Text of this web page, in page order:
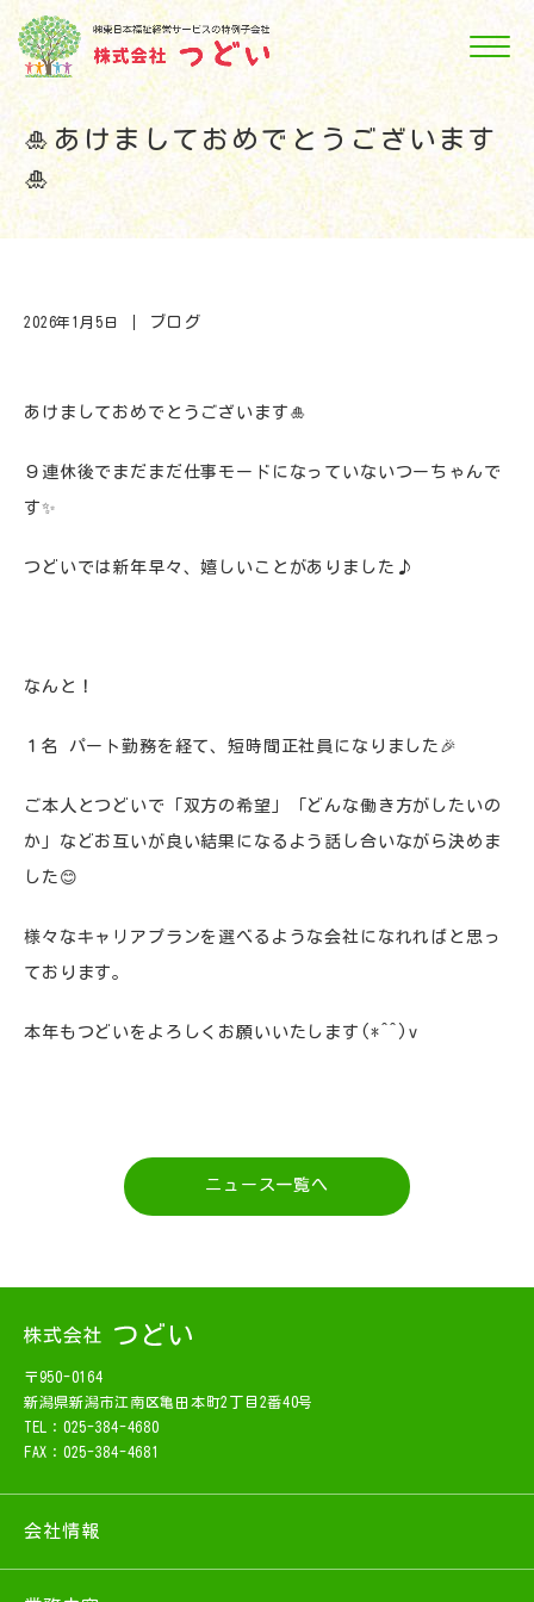
🎍あけましておめでとうございます
🎍
2026年1月5日 ブログ
あけましておめでとうございます🎍
９連休後でまだまだ仕事モードになっていないつーちゃんで
す✨
つどいでは新年早々、嬉しいことがありました♪
なんと！
１名 パート勤務を経て、短時間正社員になりました🎉
ご本人とつどいで「双方の希望」「どんな働き方がしたいの
か」などお互いが良い結果になるよう話し合いながら決めま
した😊
様々なキャリアプランを選べるような会社になれればと思っ
ております。
本年もつどいをよろしくお願いいたします(*^^)v
ニュース一覧へ
〒950-0164
新潟県新潟市江南区亀田本町2丁目2番40号
TEL：025-384-4680
FAX：025-384-4681
会社情報